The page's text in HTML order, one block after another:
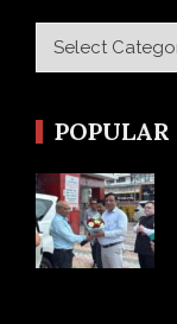
Category
POPULAR